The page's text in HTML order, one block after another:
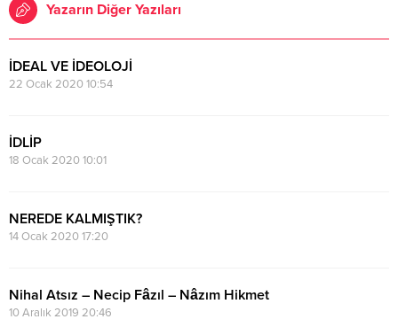
Yazarın Diğer Yazıları
İDEAL VE İDEOLOJİ
22 Ocak 2020 10:54
İDLİP
18 Ocak 2020 10:01
NEREDE KALMIŞTIK?
14 Ocak 2020 17:20
Nihal Atsız – Necip Fâzıl – Nâzım Hikmet
10 Aralık 2019 20:46